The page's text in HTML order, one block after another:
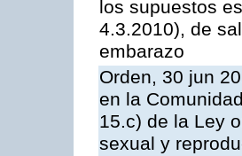
los supuestos
4.3.2010), de
embarazo
Orden, 30 jun
en la
15.c) de la Ley
sexual y